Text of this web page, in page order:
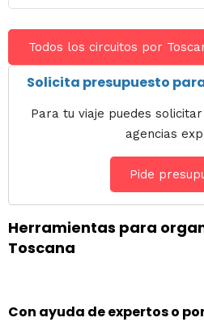
Todos los circuitos por
Solicita presupuesto
Para tu viaje puedes
agencias
Pide
Herramientas para
Toscana
Con ayuda de expertos o